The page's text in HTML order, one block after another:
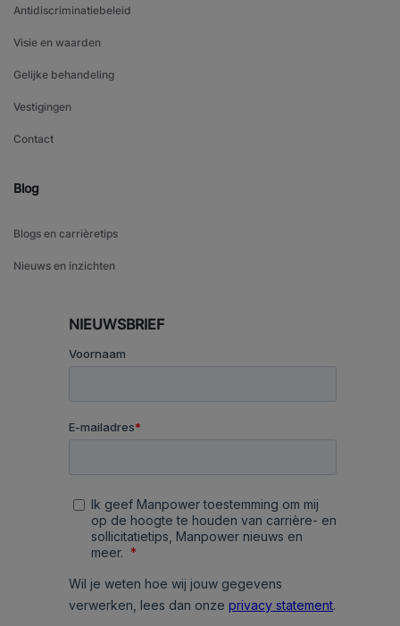
Antidiscriminatiebeleid
Visie en waarden
Gelijke behandeling
Vestigingen
Contact
Blog
Blogs en carrièretips
Nieuws en inzichten
NIEUWSBRIEF